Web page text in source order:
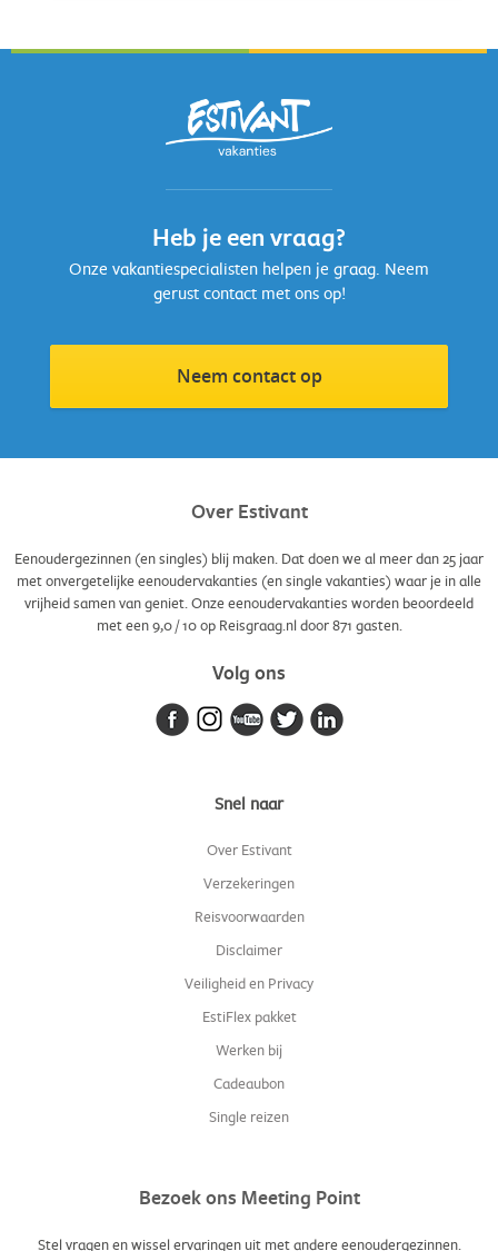
verrassing voor jouw kroost? Dit is het leukste leesvoer voor
Heb je een vraag?
Onze vakantiespecialisten helpen je graag. Neem
gerust contact met ons op!
Neem contact op
Over Estivant
Eenoudergezinnen (en singles) blij maken. Dat doen we al meer dan 25 jaar
met onvergetelijke eenoudervakanties (en single vakanties) waar je in alle
vrijheid samen van geniet. Onze eenoudervakanties worden beoordeeld
met een9,0/10op Reisgraag.nl door871 gasten.
Volg ons
Snel naar
Over Estivant
Verzekeringen
Reisvoorwaarden
Disclaimer
Veiligheid en Privacy
EstiFlex pakket
Werken bij
Cadeaubon
Single reizen
Bezoek ons Meeting Point
Stel vragen en wissel ervaringen uit met andere eenoudergezinnen.